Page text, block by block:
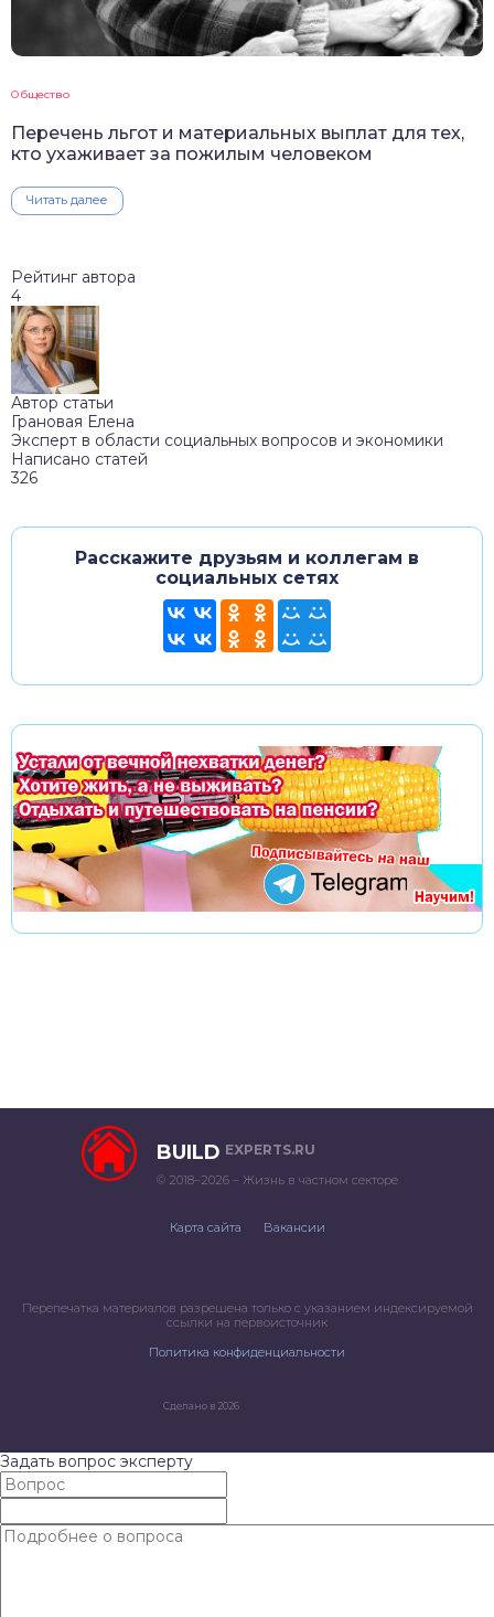
Общество
Перечень льгот и материальных выплат для тех,
кто ухаживает за пожилым человеком
Читать далее
Рейтинг автора
4
Автор статьи
Грановая Елена
Эксперт в области социальных вопросов и экономики
Написано статей
326
Расскажите друзьям и коллегам в
социальных сетях
BUILD EXPERTS.RU
© 2018–2026 – Жизнь в частном секторе
Карта сайта Вакансии
Перепечатка материалов разрешена только с указанием индексируемой
ссылки на первоисточник
Политика конфиденциальности
Сделано в 2026
Задать вопрос эксперту